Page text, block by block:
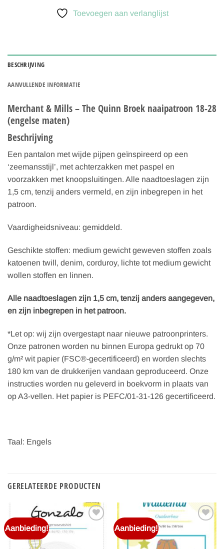
Toevoegen aan verlanglijst
BESCHRIJVING
AANVULLENDE INFORMATIE
Merchant & Mills – The Quinn Broek naaipatroon 18-28
(engelse maten)
Beschrijving
Een pantalon met wijde pijpen geïnspireerd op een
‘zeemansstijl’, met achterzakken met paspel en
voorzakken met knoopsluitingen. Alle naadtoeslagen zijn
1,5 cm, tenzij anders vermeld, en zijn inbegrepen in het
patroon.
Vaardigheidsniveau: gemiddeld.
Geschikte stoffen: medium gewicht geweven stoffen zoals
katoenen twill, denim, corduroy, lichte tot medium gewicht
wollen stoffen en linnen.
Alle naadtoeslagen zijn 1,5 cm, tenzij anders aangegeven,
en zijn inbegrepen in het patroon.
*Let op: wij zijn overgestapt naar nieuwe patroonprinters.
Onze patronen worden nu binnen Europa gedrukt op 70
g/m² wit papier (FSC®-gecertificeerd) en worden slechts
180 km van de drukkerijen vandaan geproduceerd. Onze
instructies worden nu geleverd in boekvorm in plaats van
op A3-vellen. Het papier is PEFC/01-31-126 gecertificeerd.
Taal: Engels
GERELATEERDE PRODUCTEN
Aanbieding!
Toevoegen
Aanbieding!
aan